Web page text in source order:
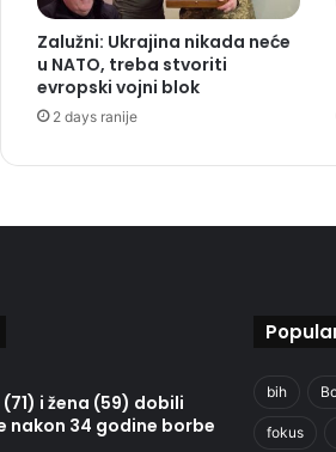
Zalužni: Ukrajina nikada neće
u NATO, treba stvoriti
evropski vojni blok
2 days ranije
i žena (59) dobili
nakon 34 godine borbe
bih
fokus